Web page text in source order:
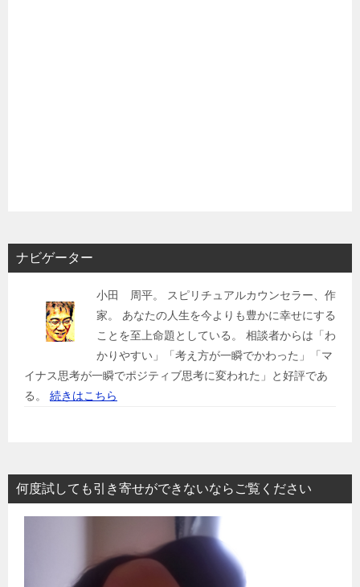
ナビゲーター
小田 周平。 スピリチュアルカウンセラー、作
家。 あなたの人生を今よりも豊かに幸せにする
ことを至上命題としている。 相談者からは「わ
かりやすい」「考え方が一瞬でかわった」「マ
イナス思考が一瞬でポジティブ思考に変われた」と好評であ
る。 続きはこちら
何度試しても引き寄せができないならご覧ください